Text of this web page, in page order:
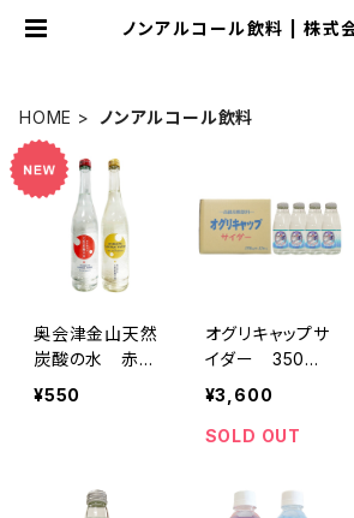
ノンアルコール飲料 | 株式
HOME ノンアルコール飲料
奥会津金山天然
炭酸の水 赤ビ
ン＆金ビン 50
¥550
オグリキャップサ
イダー 350ml
12本入り 1ケ
ース
¥3,600
SOLD OUT